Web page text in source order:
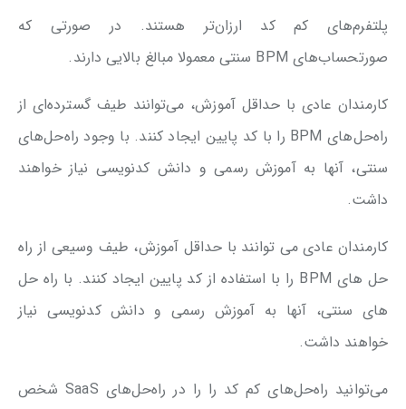
پلتفرم‌های کم کد ارزان‌تر هستند. در صورتی که
صورتحساب‌های BPM سنتی معمولا مبالغ بالایی دارند.
کارمندان عادی با حداقل آموزش، می‌توانند طیف گسترده‌ای از
راه‌حل‌های BPM را با کد پایین ایجاد کنند. با وجود راه‌حل‌های
سنتی، آنها به آموزش رسمی و دانش کدنویسی نیاز خواهند
داشت.
کارمندان عادی می توانند با حداقل آموزش، طیف وسیعی از راه
حل های BPM را با استفاده از کد پایین ایجاد کنند. با راه حل
های سنتی، آنها به آموزش رسمی و دانش کدنویسی نیاز
خواهند داشت.
می‌توانید راه‌حل‌های کم کد را را در راه‌حل‌های SaaS شخص